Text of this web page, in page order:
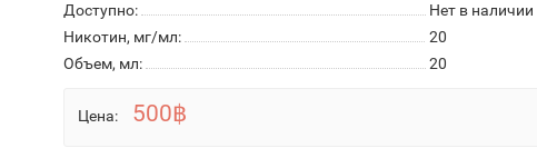
Доступно:
Нет в наличии
Никотин, мг/мл:
20
Объем, мл:
20
Цена: 500฿